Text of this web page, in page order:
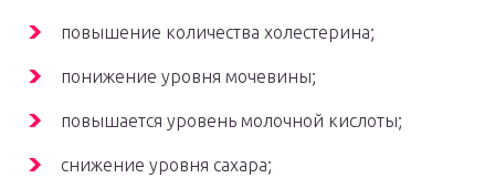
повышение количества холестерина;
понижение уровня мочевины;
повышается уровень молочной кислоты;
снижение уровня сахара;